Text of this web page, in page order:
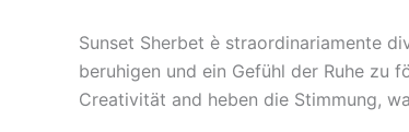
Sunset Sherbet è straordinariamente
beruhigen und ein Gefühl der Ruhe zu
Creativität and heben die Stimmung,